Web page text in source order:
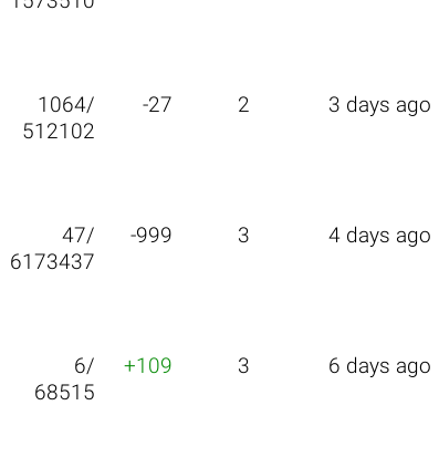
1064/
512102
-27 2 3 days ago
47/
6173437
-999 3 4 days ago
6/
68515
+109 3 6 days ago